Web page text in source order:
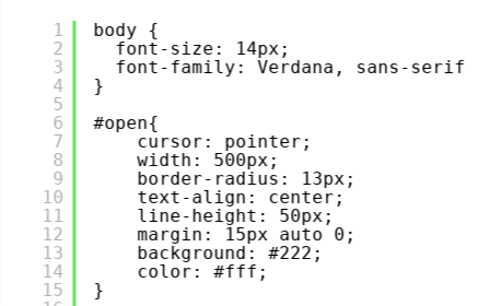
1
2
3
4
5
6
7
8
9
10
11
12
13
14
15
body {
font-size: 14px;
font-family: Verdana, sans-serif;
}
#open{
cursor: pointer;
width: 500px;
border-radius: 13px;
text-align: center;
line-height: 50px;
margin: 15px auto 0;
background: #222;
color: #fff;
}